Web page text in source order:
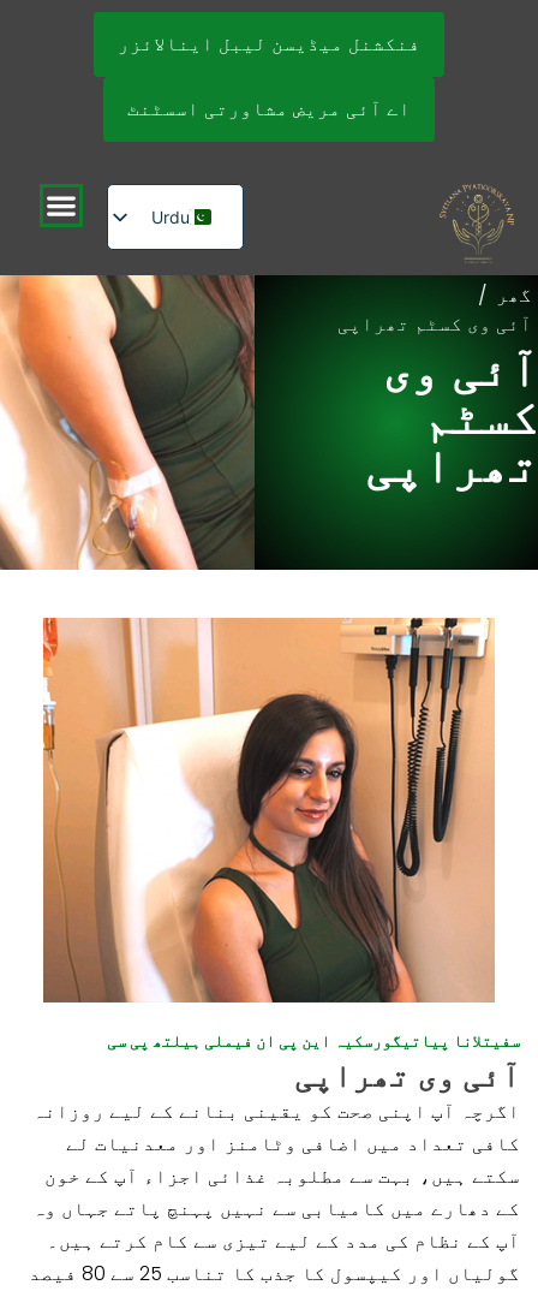
فنکشنل میڈیسن لیبل اینالائزر
اے آئی مریض مشاورتی اسسٹنٹ
Urdu
English
Russian
گھر /
آئی وی کسٹم تھراپی
آئی وی
کسٹم
تھراپی
سفیتلانا پیاتیگورسکیہ این پی ان فیملی ہیلتھ پی سی
آئی وی تھراپی
اگرچہ آپ اپنی صحت کو یقینی بنانے کے لیے روزانہ
کافی تعداد میں اضافی وٹامنز اور معدنیات لے
سکتے ہیں، بہت سے مطلوبہ غذائی اجزاء آپ کے خون
کے دھارے میں کامیابی سے نہیں پہنچ پاتے جہاں وہ
آپ کے نظام کی مدد کے لیے تیزی سے کام کرتے ہیں۔
گولیاں اور کیپسول کا جذب کا تناسب 25 سے 80 فیصد